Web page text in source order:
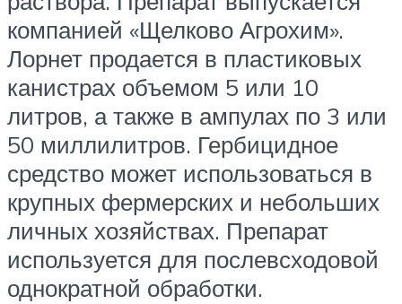
компанией «Щелково Агрохим».
Лорнет продается в пластиковых
канистрах объемом 5 или 10
литров, а также в ампулах по 3 или
50 миллилитров. Гербицидное
средство может использоваться в
крупных фермерских и небольших
личных хозяйствах. Препарат
используется для послевсходовой
однократной обработки.